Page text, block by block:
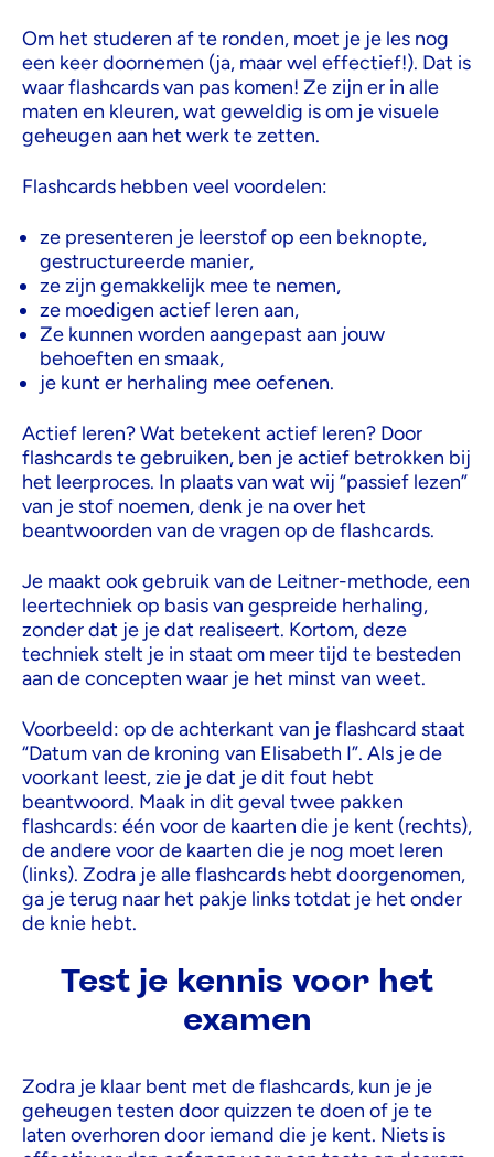
Om het studeren af te ronden, moet je je les nog
een keer doornemen (ja, maar wel effectief!). Dat is
waar flashcards van pas komen! Ze zijn er in alle
maten en kleuren, wat geweldig is om je visuele
geheugen aan het werk te zetten.
Flashcards hebben veel voordelen:
ze presenteren je leerstof op een beknopte,
gestructureerde manier,
ze zijn gemakkelijk mee te nemen,
ze moedigen actief leren aan,
Ze kunnen worden aangepast aan jouw
behoeften en smaak,
je kunt er herhaling mee oefenen.
Actief leren? Wat betekent actief leren? Door
flashcards te gebruiken, ben je actief betrokken bij
het leerproces. In plaats van wat wij “passief lezen”
van je stof noemen, denk je na over het
beantwoorden van de vragen op de flashcards.
Je maakt ook gebruik van de Leitner-methode, een
leertechniek op basis van gespreide herhaling,
zonder dat je je dat realiseert. Kortom, deze
techniek stelt je in staat om meer tijd te besteden
aan de concepten waar je het minst van weet.
Voorbeeld: op de achterkant van je flashcard staat
“Datum van de kroning van Elisabeth I”. Als je de
voorkant leest, zie je dat je dit fout hebt
beantwoord. Maak in dit geval twee pakken
flashcards: één voor de kaarten die je kent (rechts),
de andere voor de kaarten die je nog moet leren
(links). Zodra je alle flashcards hebt doorgenomen,
ga je terug naar het pakje links totdat je het onder
de knie hebt.
Test je kennis voor het
examen
Zodra je klaar bent met de flashcards, kun je je
geheugen testen door quizzen te doen of je te
laten overhoren door iemand die je kent. Niets is